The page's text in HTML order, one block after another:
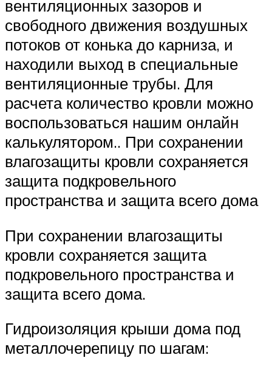
вентиляционных зазоров и
свободного движения воздушных
потоков от конька до карниза, и
находили выход в специальные
вентиляционные трубы. Для
расчета количество кровли можно
воспользоваться нашим онлайн
калькулятором.. При сохранении
влагозащиты кровли сохраняется
защита подкровельного
пространства и защита всего дома
При сохранении влагозащиты
кровли сохраняется защита
подкровельного пространства и
защита всего дома.
Гидроизоляция крыши дома под
металлочерепицу по шагам: